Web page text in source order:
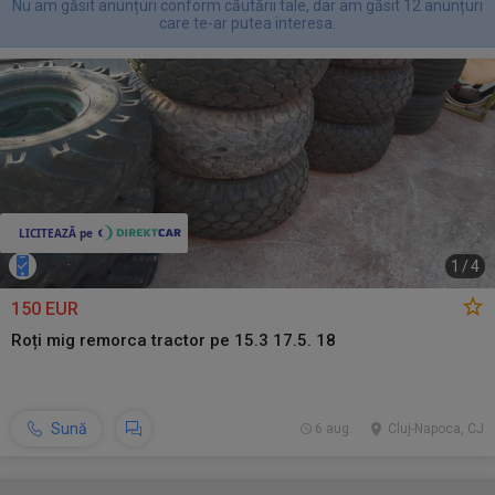
Nu am găsit anunțuri conform căutării tale, dar am găsit 12 anunțuri
care te-ar putea interesa.
1 /4
150 EUR
Roți mig remorca tractor pe 15.3 17.5. 18
Sună Cluj-Napoca, CJ
6 aug.